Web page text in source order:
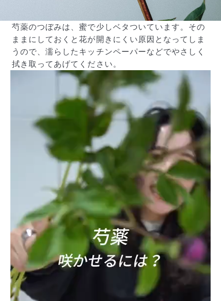
芍薬のつぼみは、蜜で少しベタついています。その
ままにしておくと花が開きにくい原因となってしま
うので、濡らしたキッチンペーパーなどでやさしく
拭き取ってあげてください。